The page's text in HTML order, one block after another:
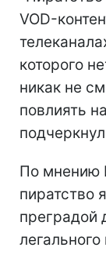
VOD-
которого
никак не
повлиять
По мнению
пиратство
преградой
легального